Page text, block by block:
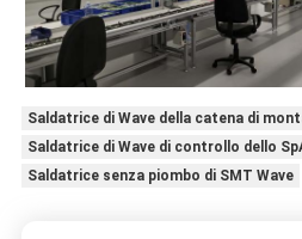
Saldatrice di Wave della catena di
Saldatrice di Wave di controllo dello
Saldatrice senza piombo di SMT Wave